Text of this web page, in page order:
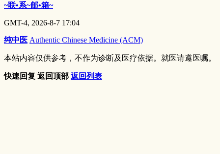
~联•系~邮•箱~
GMT-4, 2026-8-7 17:04
纯中医 Authentic Chinese Medicine (ACM)
本站内容仅供参考，不作为诊断及医疗依据。就医请遵医嘱。
快速回复 返回顶部 返回列表